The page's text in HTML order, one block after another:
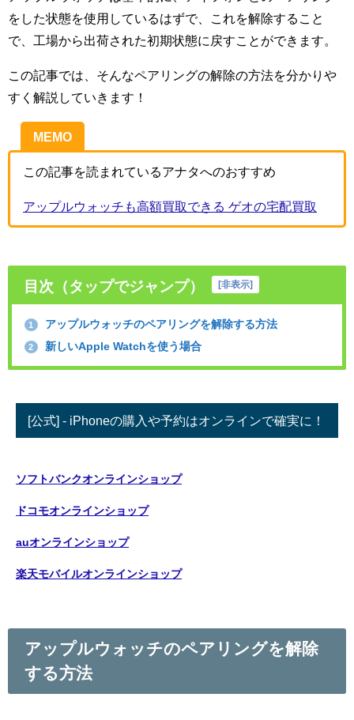
をした状態を使用しているはずで、これを解除すること
で、工場から出荷された初期状態に戻すことができます。
この記事では、そんなペアリングの解除の方法を分かりや
すく解説していきます！
MEMO
この記事を読まれているアナタへのおすすめ
アップルウォッチも高額買取できる ゲオの宅配買取
目次（タップでジャンプ） 非表示
1 アップルウォッチのペアリングを解除する方法
2 新しいApple Watchを使う場合
[公式] - iPhoneの購入や予約はオンラインで確実に！
ソフトバンクオンラインショップ
ドコモオンラインショップ
auオンラインショップ
楽天モバイルオンラインショップ
アップルウォッチのペアリングを解除
する方法